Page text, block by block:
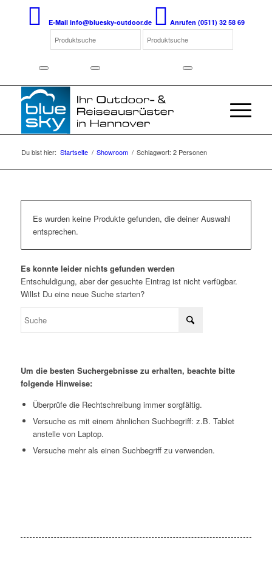
E-Mail info@bluesky-outdoor.de Anrufen (0511) 32 58 69
Du bist hier: Startseite / Showroom / Schlagwort: 2 Personen
Es wurden keine Produkte gefunden, die deiner Auswahl
entsprechen.
Es konnte leider nichts gefunden werden
Entschuldigung, aber der gesuchte Eintrag ist nicht verfügbar.
Willst Du eine neue Suche starten?
Um die besten Suchergebnisse zu erhalten, beachte bitte
folgende Hinweise:
Überprüfe die Rechtschreibung immer sorgfältig.
Versuche es mit einem ähnlichen Suchbegriff: z.B. Tablet
anstelle von Laptop.
Versuche mehr als einen Suchbegriff zu verwenden.